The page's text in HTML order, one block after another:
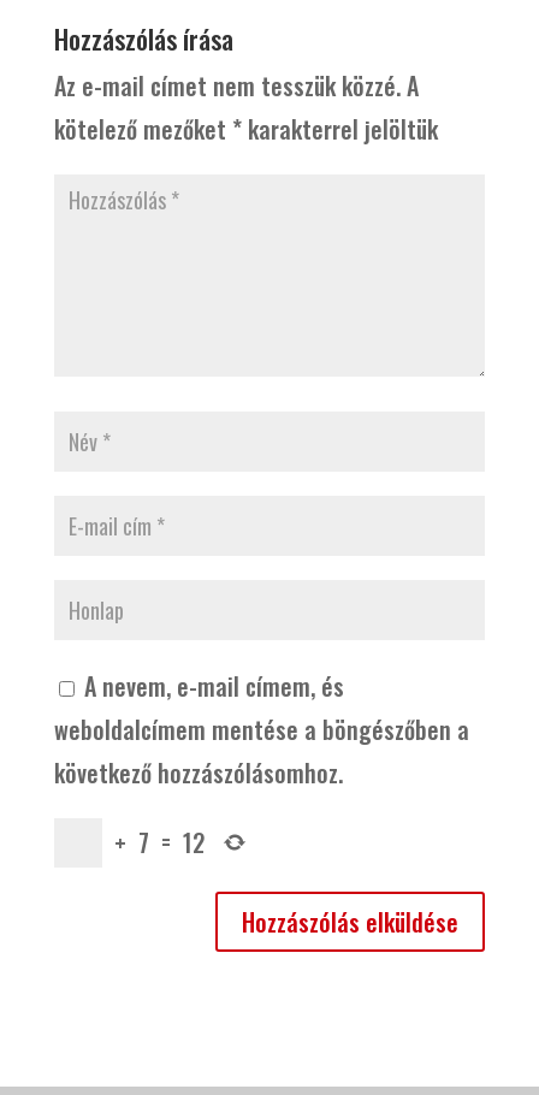
Hozzászólás írása
Az e-mail címet nem tesszük közzé.A
kötelező mezőket *karakterrel jelöltük
A nevem, e-mail címem, és
weboldalcímem mentése a böngészőben a
következő hozzászólásomhoz.
+ 7 = 12